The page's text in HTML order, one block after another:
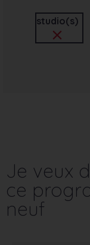
studio(s)
Je veux
ce
neuf